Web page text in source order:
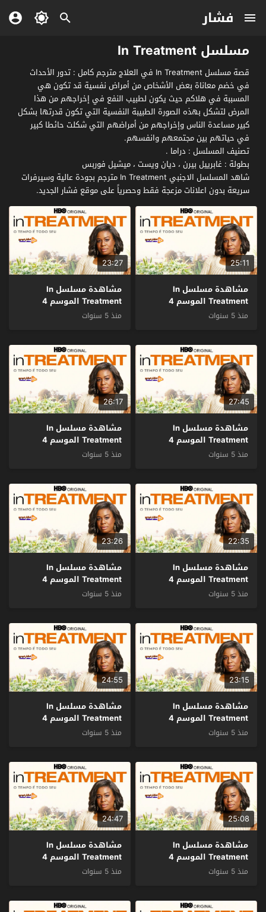
فشار
مسلسل In Treatment
قصة مسلسل In Treatment في العلاج مترجم كامل : تدور الأحداث
في خضم معاناة بعض الأشخاص من أمراض نفسية قد تكون هي
المسببة في هلاكم حيث يكون لطبيب النفع في إخراجهم من هذا
المرض لتشكل بهذه الصورة الطبيبة النفسية التي تكون قدرتها بشكل
كبير مساعدة الناس وإخراجهم من أمراضهم التي شكلت حائطا كبير
في حياتهم بين مجتمعهم وانفسهم.
تصنيف المسلسل : دراما .
بطولة : غابرييل بيرن ، ديان ويست ، ميشيل فوربس
شاهد المسلسل الاجنبي In Treatment مترجم بجودة عالية وسيرفرات
سريعة بدون اعلانات مزعجة فقط وحصرياً على موقع فشار الجديد.
25:11
مشاهدة مسلسل In
Treatment الموسم 4
الحلقة 24 والاخيرة مترجم
منذ 5 سنوات
23:27
مشاهدة مسلسل In
Treatment الموسم 4
الحلقة 23 مترجم
منذ 5 سنوات
27:45
مشاهدة مسلسل In
Treatment الموسم 4
الحلقة 22 مترجم
منذ 5 سنوات
26:17
مشاهدة مسلسل In
Treatment الموسم 4
الحلقة 21 مترجم
منذ 5 سنوات
22:35
مشاهدة مسلسل In
Treatment الموسم 4
الحلقة 20 مترجم
منذ 5 سنوات
23:26
مشاهدة مسلسل In
Treatment الموسم 4
الحلقة 19 مترجم
منذ 5 سنوات
23:15
مشاهدة مسلسل In
Treatment الموسم 4
الحلقة 18 مترجم
منذ 5 سنوات
24:55
مشاهدة مسلسل In
Treatment الموسم 4
الحلقة 17 مترجم
منذ 5 سنوات
25:08
مشاهدة مسلسل In
Treatment الموسم 4
الحلقة 16 مترجم
منذ 5 سنوات
24:47
مشاهدة مسلسل In
Treatment الموسم 4
الحلقة 15 مترجم
منذ 5 سنوات